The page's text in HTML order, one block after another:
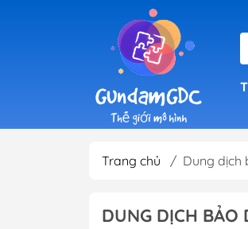
Trang chủ / Dung dịch
DUNG DỊCH BẢO